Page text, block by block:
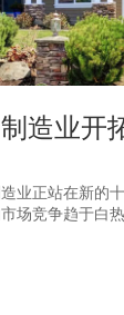
造业开
业正站在新的
场竞争趋于白